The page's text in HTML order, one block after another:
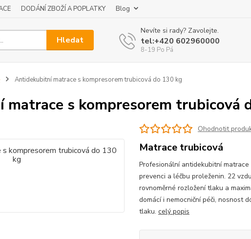
DODÁNÍ ZBOŽÍ A POPLATKY Blog
Hledat
Nevíte si rady? Zavolejte.
tel:+420 602960000
8-19 Po Pá
Antidekubitní matrace s kompresorem trubicová do 130 kg
s kompresorem trubicová
Ohodnotit
Matrace trubicová
Profesionální antidekubitní
prevenci a léčbu proleženin. 22
rovnoměrné rozložení tlaku a
domácí i nemocniční péči, nosnost
tlaku. celý popis